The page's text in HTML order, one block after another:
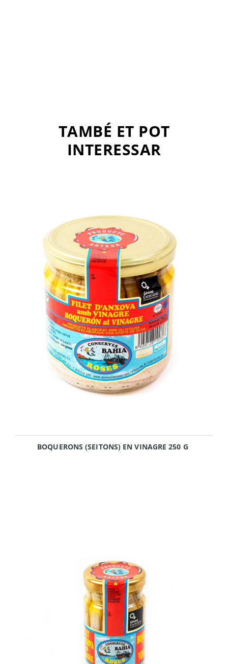
TAMBÉ ET POT
INTERESSAR
BOQUERONS (SEITONS) EN VINAGRE 250 G